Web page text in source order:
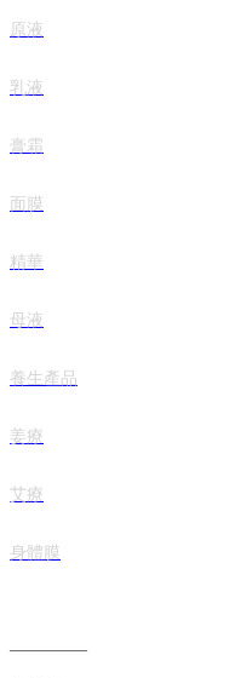
原液
乳液
膏霜
面膜
精華
母液
養生產品
姜療
艾療
身體膜
————